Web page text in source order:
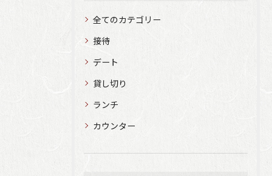
全てのカテゴリー
接待
デート
貸し切り
ランチ
カウンター